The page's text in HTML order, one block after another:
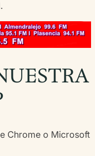
Chrome o Microsoft